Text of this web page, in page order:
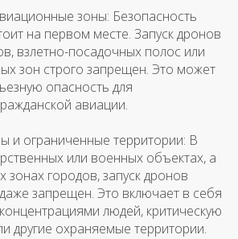
зоны: Безопасность
на первом месте. Запуск дронов
взлетно-посадочных полос или
зон строго запрещен. Это может
опасность для
авиации.
и ограниченные территории: В
или военных объектах, а
зонах городов, запуск дронов
даже запрещен. Это включает в себя
людей, критическую
другие охраняемые территории.